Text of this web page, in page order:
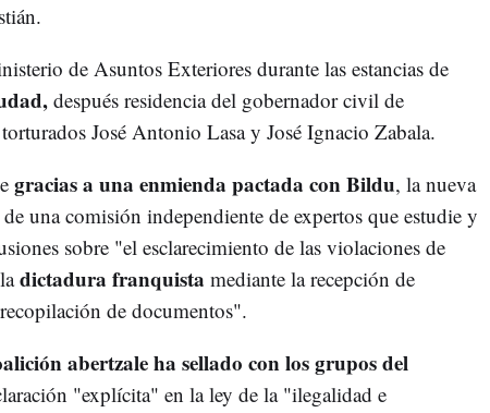
de Asuntos Exteriores durante las estancias de
después residencia del gobernador civil de
José Antonio Lasa y José Ignacio Zabala.
gracias a una enmienda pactada con Bildu, la nueva
una comisión independiente de expertos que estudie y
sobre "el esclarecimiento de las violaciones de
dictadura franquista mediante la recepción de
de documentos".
abertzale ha sellado con los grupos del
"explícita" en la ley de la "ilegalidad e